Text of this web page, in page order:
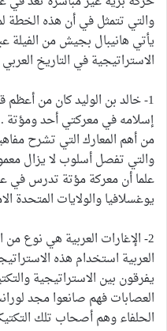
والتي تتمثل في أن هذه
يأتي هانيبال بجيش من الفيلة
الاستراتيجية في التاريخ
1- خالد بن الوليد كان من أعظم
إسلامه في معركتي أحد ومؤتة
من أهم المعارك التي تشرح
والتي تفصل أسلوب لا يزال
علما أن معركة مؤتة تدرس في
يوغسلافيا والولايات المتحدة
2- الإغارات العربية هي نوع من
العربية استخدام هذه
يفرقون بين الاستراتيجية
العصابات فهم صانعوا مجد
الحلفاء وهم أصحاب تلك